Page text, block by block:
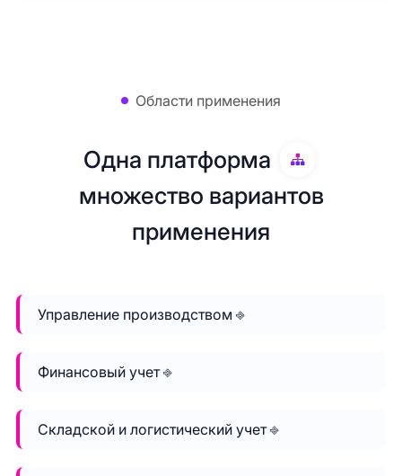
Области применения
Одна платформа
множество вариантов
применения
Управление производством ⎆
Финансовый учет ⎆
Складской и логистический учет ⎆